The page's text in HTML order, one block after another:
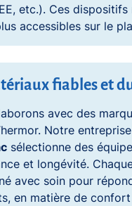
etc.). Ces
accessibles sur le
fiables et
avec des
Notre entreprise
sélectionne des
et longévité.
avec soin pour
en matière de confort